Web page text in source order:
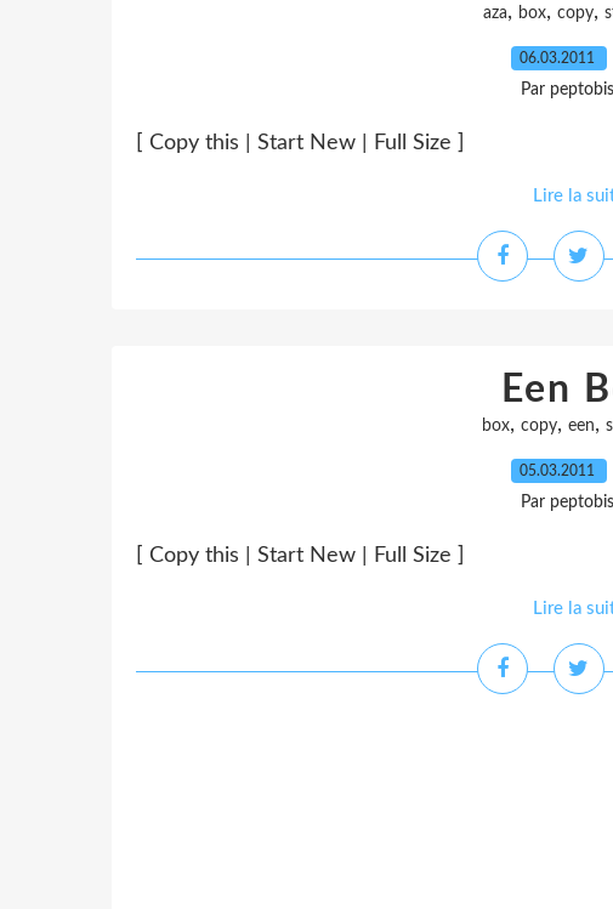
aza, box, copy,
06.03.2011
Par
[ Copy this | Start New | Full Size ]
Lire la
Een
box, copy, een,
05.03.2011
Par
[ Copy this | Start New | Full Size ]
Lire la